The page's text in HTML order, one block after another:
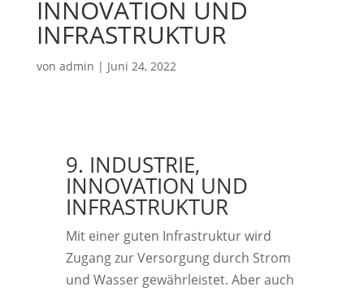
INNOVATION UND
INFRASTRUKTUR
von admin | Juni 24, 2022
9. INDUSTRIE,
INNOVATION UND
INFRASTRUKTUR
Mit einer guten Infrastruktur wird
Zugang zur Versorgung durch Strom
und Wasser gewährleistet. Aber auch